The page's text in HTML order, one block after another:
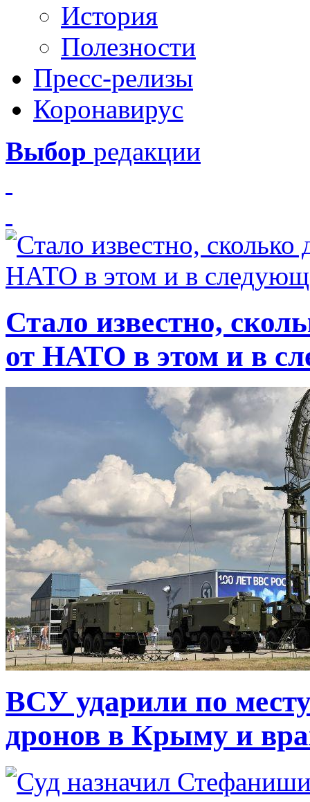
История
Полезности
Пресс-релизы
Коронавирус
Выбор редакции
Стало известно,
от НАТО в этом и в
ВСУ ударили по
дронов в Крыму и